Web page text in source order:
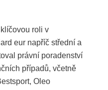
roli v
eur napříč střední a
právní poradenství
případů, včetně
Oleo